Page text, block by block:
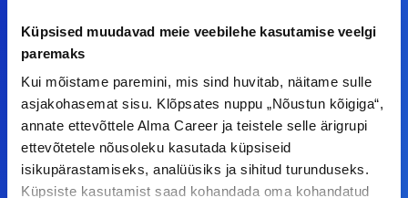
Küpsised muudavad meie veebilehe kasutamise veelgi
paremaks
Kui mõistame paremini, mis sind huvitab, näitame sulle
asjakohasemat sisu. Klõpsates nuppu „Nõustun kõigiga“,
annate ettevõttele Alma Career ja teistele selle ärigrupi
ettevõtetele nõusoleku kasutada küpsiseid
isikupärastamiseks, analüüsiks ja sihitud turunduseks.
Küpsiste kasutamist saad kohandada oma kohandatud
Tööelublogi.ee lehelt leiad kõik vajaliku, et olla
kursis tööturu uudistega. Kui sul on
ettepanekuid erinevate teemade osas või soovid
teha koostööd, siis võta meiega julgelt ühendust.